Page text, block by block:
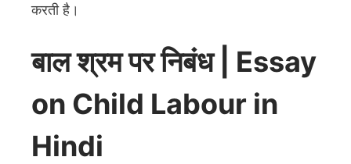
करती है।
बाल श्रम पर निबंध | Essay
on Child Labour in
Hindi